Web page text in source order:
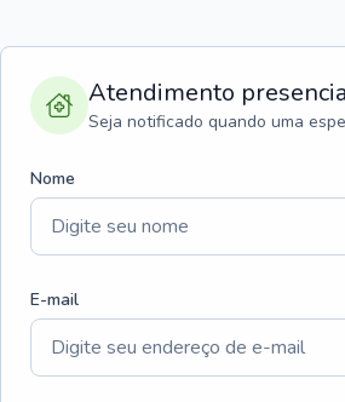
Atendimento
Seja notificado quando uma
Nome
E-mail